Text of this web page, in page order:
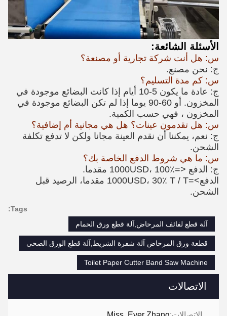
الاتصالات
الأسئلة الشائعة:
س: هل أنت شركة تجارية أو مصنعة؟
ج: نحن مصنع.
س: كم مدة التسليم؟
ج: عادة ما يكون 5-10 أيام إذا كانت البضائع موجودة في
المخزون. أو 60-90 يوما إذا لم تكن البضائع موجودة في
المخزون ، فهي حسب الكمية.
س: هل تقدمون عينات؟ هل هي مجانية أم إضافية؟
ج: نعم، يمكننا أن نقدم العينة مجانا ولكن لا تدفع تكلفة
الشحن.
س: ما هي شروط الدفع الخاصة بك؟
ج: الدفع <=1000USD، 100٪ مقدما.
الدفع>=1000USD، 30٪ T / T مقدما، الرصيد قبل
الشحن.
Tags:
آلة قطع لفائف المرحاض,آلة قطع ورق الحمام
قطعة ورق المرحاض آلة شفرة الشريط,آلة قطع الورق الصحي
Toilet Paper Cutter Band Saw Machine